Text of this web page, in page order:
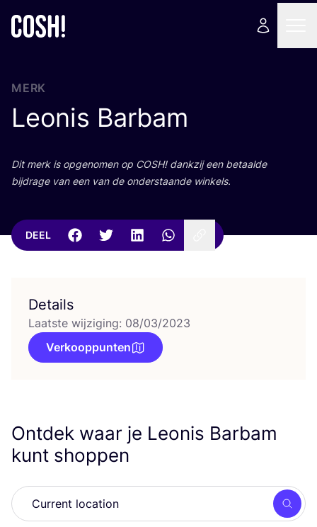
MERK
Leonis Barbam
Dit merk is opge­no­men op COSH! dank­zij een betaal­de
bij­dra­ge van een van de onder­staan­de winkels.
DEEL
Details
Laatste wijziging: 08/03/2023
Verkooppunten
Ontdek waar je Leonis Barbam
kunt shoppen
Zoek